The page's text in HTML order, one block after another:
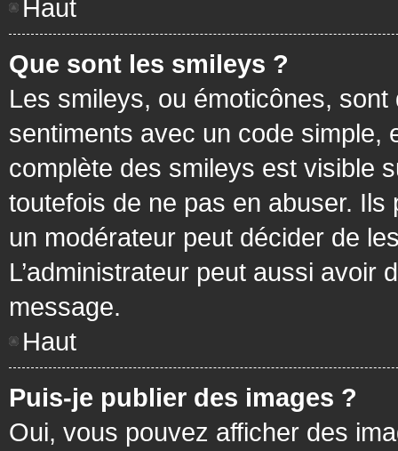
Haut
Que sont les smileys ?
Les smileys, ou émoticônes,
sentiments avec un code simple,
complète des smileys est visible
toutefois de ne pas en abuser.
un modérateur peut décider de
L’administrateur peut aussi avoir
message.
Haut
Puis-je publier des images ?
Oui, vous pouvez afficher des